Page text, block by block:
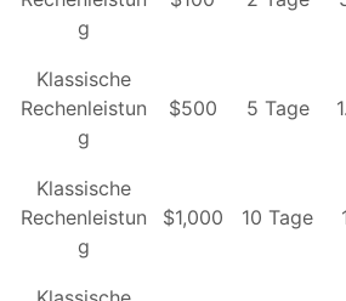
g
Klassische
Rechenleistun
g
$500 5 Tage
Klassische
Rechenleistun
g
$1,000 10 Tage